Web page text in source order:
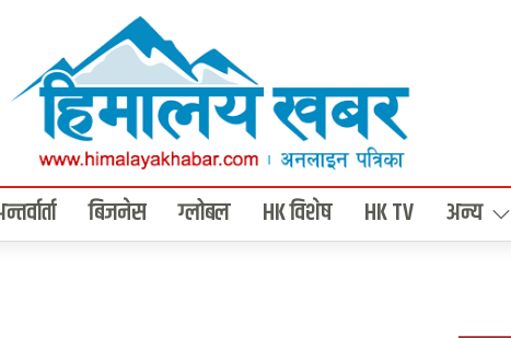
बिजनेस ग्लोबल HK विशेष HK TV अन्य